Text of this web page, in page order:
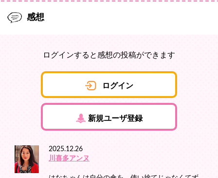
感想
ログインすると感想の投稿ができます
ログイン
新規ユーザ登録
2025.12.26
川喜多アンヌ